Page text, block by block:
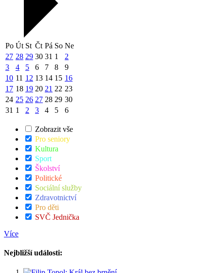
Po Út St Čt Pá So Ne
27 28 29 30 31 1
2
3
4 5 6 7 8
9
10 11 12 13 14 15 16
17 18 19 20 21 22 23
24 25 26 27 28 29 30
31 1 2 3 4 5 6
Zobrazit vše
Pro seniory
Kultura
Sport
Školství
Politické
Sociální služby
Zdravotnictví
Pro děti
SVČ Jednička
Více
Nejbližší události: